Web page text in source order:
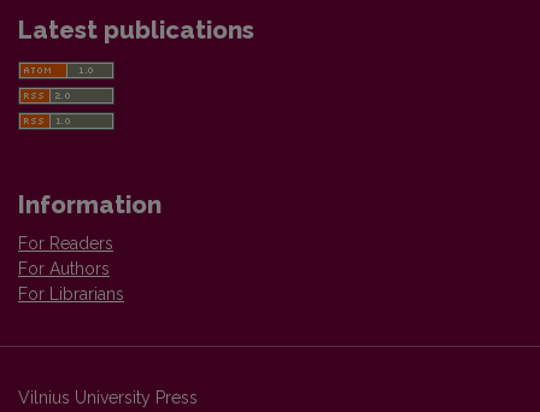
Latest publications
Information
For Readers
For Authors
For Librarians
Vilnius University Press